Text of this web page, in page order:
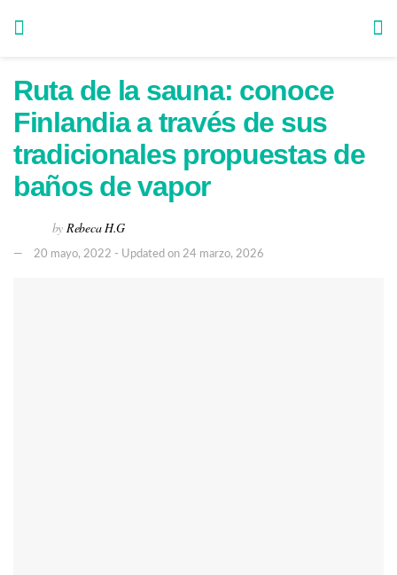
Ruta de la sauna: conoce
Finlandia a través de sus
tradicionales propuestas de
baños de vapor
by Rebeca H.G
20 mayo, 2022 - Updated on 24 marzo, 2026